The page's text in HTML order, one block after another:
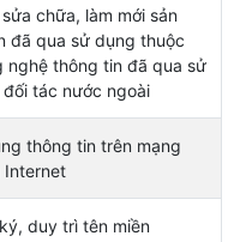
chữa, làm mới sản
đã qua sử dụng thuộc
nghệ thông tin đã qua sử
tác nước ngoài
thông tin trên mạng
Internet
duy trì tên miền